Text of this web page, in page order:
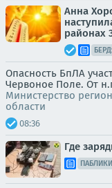
Анна
районах
Опасность БпЛА
Червоное Поле. От
Министерство
области
08:36
Где
ПАБЛИКИ